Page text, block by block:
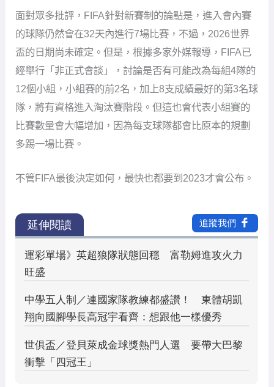
面對眾多批評，FIFA針對新賽制的論點是，進入會內賽
的球隊仍然會在32天內進行7場比賽，不過，2026世界
盃的日期尚未確定。但是，根據多家外媒報導，FIFA已
經舉行「非正式會談」，討論是否有可能改為每組4隊的
12個小組，小組賽的前2名，加上8支成績最好的第3名球
隊，將有資格進入淘汰賽階段。但這也會代表小組賽的
比賽數量會大幅增加，因為每支球隊都會比原本的規劃
多踢一場比賽。
不管FIFA最後決定如何，最快也都要到2023才會公布。